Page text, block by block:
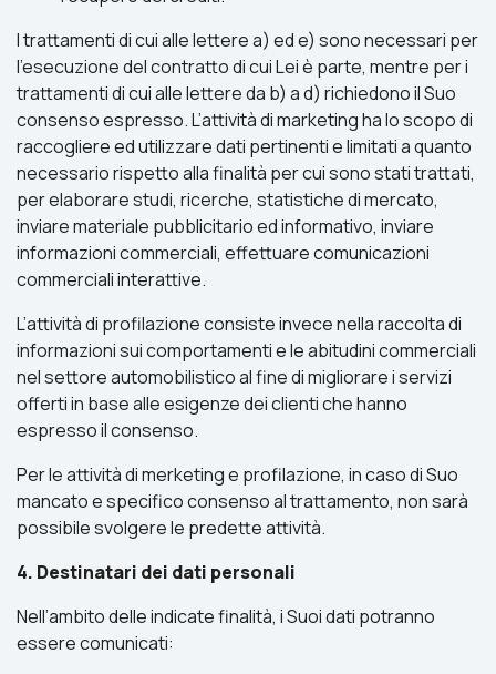
I trattamenti di cui alle lettere a) ed e) sono necessari per
l’esecuzione del contratto di cui Lei è parte, mentre per i
trattamenti di cui alle lettere da b) a d) richiedono il Suo
consenso espresso. L’attività di marketing ha lo scopo di
raccogliere ed utilizzare dati pertinenti e limitati a quanto
necessario rispetto alla finalità per cui sono stati trattati,
per elaborare studi, ricerche, statistiche di mercato,
inviare materiale pubblicitario ed informativo, inviare
informazioni commerciali, effettuare comunicazioni
commerciali interattive.
L’attività di profilazione consiste invece nella raccolta di
informazioni sui comportamenti e le abitudini commerciali
nel settore automobilistico al fine di migliorare i servizi
offerti in base alle esigenze dei clienti che hanno
espresso il consenso.
Per le attività di merketing e profilazione, in caso di Suo
mancato e specifico consenso al trattamento, non sarà
possibile svolgere le predette attività.
4. Destinatari dei dati personali
Nell’ambito delle indicate finalità, i Suoi dati potranno
essere comunicati: